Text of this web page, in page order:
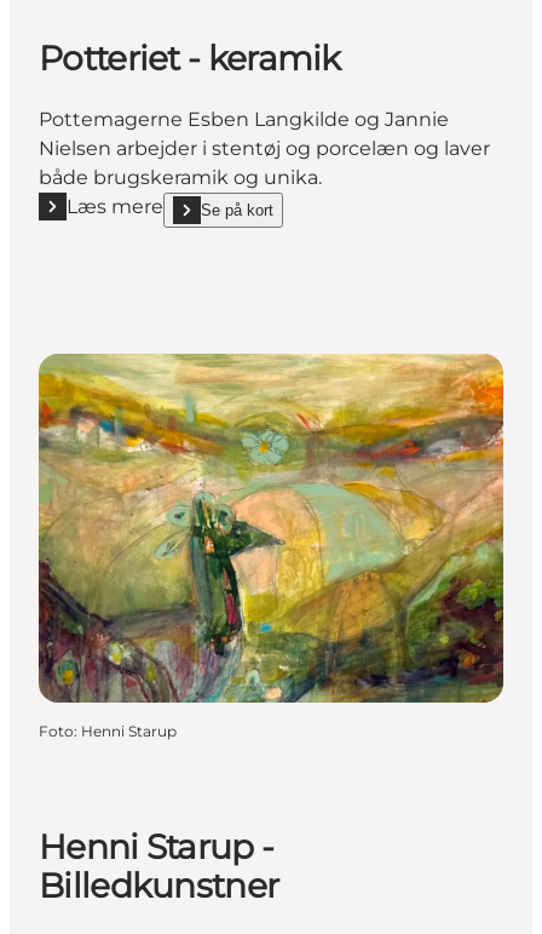
Potteriet - keramik
Pottemagerne Esben Langkilde og Jannie
Nielsen arbejder i stentøj og porcelæn og laver
både brugskeramik og unika.
Læs mere
Læs mere "Potteriet - keramik"
Se på kort
show Potteriet - keramik on_map
Foto: Henni Starup
Henni Starup -
Billedkunstner